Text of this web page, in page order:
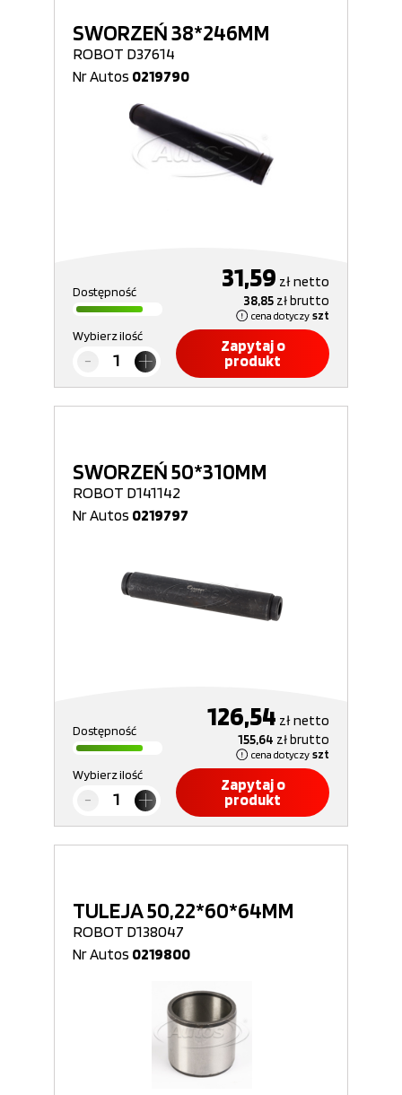
SWORZEŃ 38*246MM
ROBOT D37614
Nr Autos 0219790
Dostępność 31,59 złnetto
38,85 złbrutto
cena dotyczy szt
Wybierz ilość
Zapytaj o
produkt
SWORZEŃ 50*310MM
ROBOT D141142
Nr Autos 0219797
Dostępność 126,54 złnetto
155,64 złbrutto
cena dotyczy szt
Wybierz ilość
Zapytaj o
produkt
TULEJA 50,22*60*64MM
ROBOT D138047
Nr Autos 0219800